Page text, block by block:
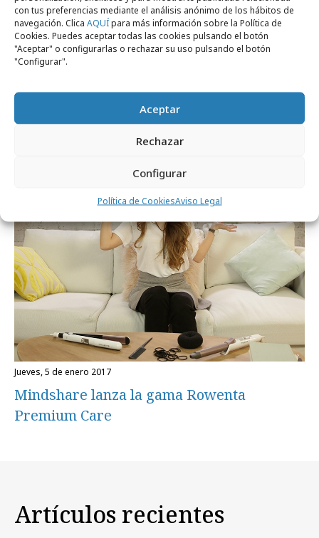
con tus preferencias mediante el análisis anónimo de los hábitos de
navegación. Clica AQUÍpara más información sobre la Política de
Cookies. Puedes aceptar todas las cookies pulsando el botón
"Aceptar" o configurarlas o rechazar su uso pulsando el botón
"Configurar".
Aceptar
Rechazar
Configurar
Política de CookiesAviso Legal
viernes, 28 de abril 2017
Mindshare ficha a catorce nuevos
Campañas
jueves, 5 de enero 2017
Mindshare lanza la gama Rowenta
Premium Care
Artículos recientes